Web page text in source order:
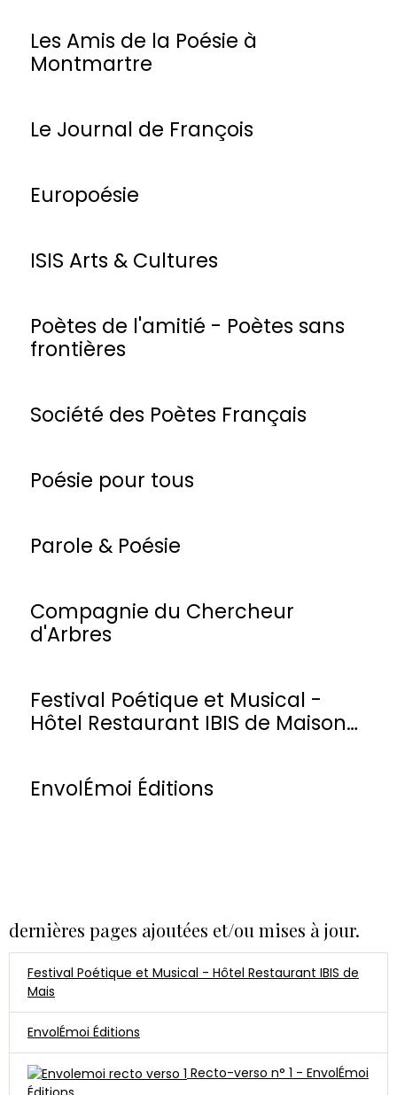
Les Amis de la Poésie à
Montmartre
Le Journal de François
Europoésie
ISIS Arts & Cultures
Poètes de l'amitié - Poètes sans
frontières
Société des Poètes Français
Poésie pour tous
Parole & Poésie
Compagnie du Chercheur
d'Arbres
Festival Poétique et Musical -
Hôtel Restaurant IBIS de Maisons-
EnvolÉmoi Éditions
dernières pages ajoutées et/ou mises à jour.
Festival Poétique et Musical - Hôtel Restaurant IBIS de
Mais
EnvolÉmoi Éditions
Recto-verso n° 1 - EnvolÉmoi